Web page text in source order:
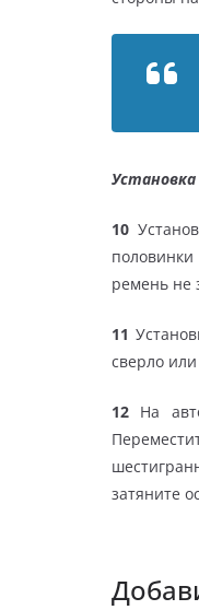
Установка
10
ремень не
11
сверло
12 На
затяните